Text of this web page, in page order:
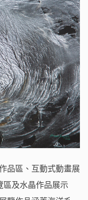
品區、互動式動畫展
區及水晶作品展示